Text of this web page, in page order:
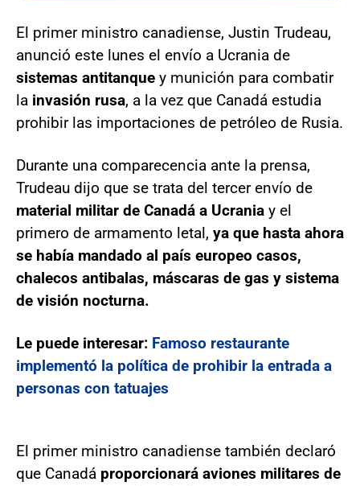
El primer ministro canadiense, Justin Trudeau,
anunció este lunes el envío a Ucrania de
sistemas antitanque y munición para combatir
la invasión rusa, a la vez que Canadá estudia
prohibir las importaciones de petróleo de Rusia.
Durante una comparecencia ante la prensa,
Trudeau dijo que se trata del tercer envío de
material militar de Canadá a Ucrania y el
primero de armamento letal, ya que hasta ahora
se había mandado al país europeo casos,
chalecos antibalas, máscaras de gas y sistema
de visión nocturna.
Le puede interesar: Famoso restaurante
implementó la política de prohibir la entrada a
personas con tatuajes
El primer ministro canadiense también declaró
que Canadá proporcionará aviones militares de